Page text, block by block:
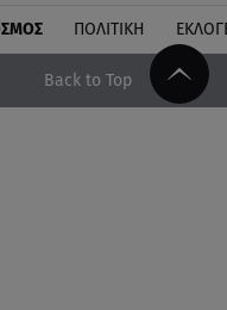
ΠΟΛΙΤΙΚΗ
Back to Top